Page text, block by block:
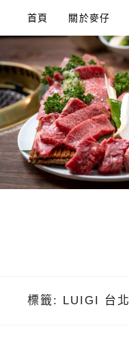
content
首頁 關於麥仔
標籤: LUIGI 台北